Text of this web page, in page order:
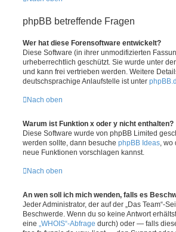
phpBB betreffende Fragen
Wer hat diese Forensoftware entwickelt?
Diese Software (in ihrer unmodifizierten
urheberrechtlich geschützt. Sie wurde unter
und kann frei vertrieben werden. Weitere
deutschsprachige Anlaufstelle ist unter
Nach oben
Warum ist Funktion x oder y nicht enthalten?
Diese Software wurde von phpBB Limited
werden sollte, dann besuche phpBB Ideas ,
neue Funktionen vorschlagen kannst.
Nach oben
An wen soll ich mich wenden, falls es
Jeder Administrator, der auf der „Das Team“-
Beschwerde. Wenn du so keine Antwort
eine „WHOIS“-Abfrage durch) oder — falls